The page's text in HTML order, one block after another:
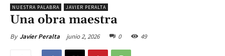
NUESTRA PALABRA JAVIER PERALTA
Una obra maestra
By Javier Peralta junio 2, 2026 0 49